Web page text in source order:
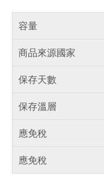
容量
商品來源國家
保存天數
保存溫層
應免稅
應免稅